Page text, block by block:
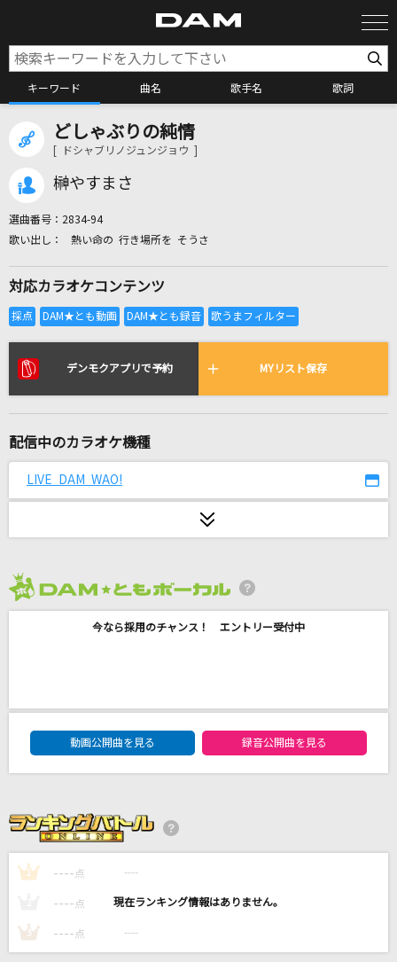
キーワード 曲名 歌手名 歌詞
カラオケ検索
全国りれき
リアルタイムで歌われている曲の一覧
狭心症
春雷
サヨナラの意味
ずっと真夜中でいいのに。
[生音]Make-up Shadow
エルダーフラワー
どしゃぶりの純情
[ ドシャブリノジュンジョウ ]
榊やすまさ
選曲番号： 2834-94
熱い命の 行き場所を そうさ
対応カラオケコンテンツ
デンモクアプリで予約 MYリスト保存
配信中のカラオケ機種
LIVE DAM WAO!
今なら採用のチャンス！ エントリー受付中
DAM★ともボーカルエントリーランキング
動画公開曲を見る
録音公開曲を見る
1 ---- 点 ----
---- 点 ----
3 ---- 点 ----